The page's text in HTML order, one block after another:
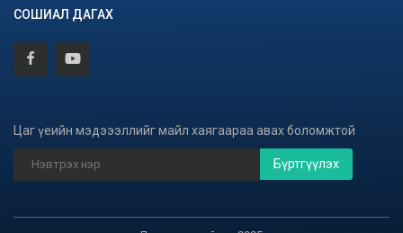
СОШИАЛ ДАГАХ
Цаг үеийн мэдэээллийг майл хаягаараа авах боломжтой
Бүртгүүлэх